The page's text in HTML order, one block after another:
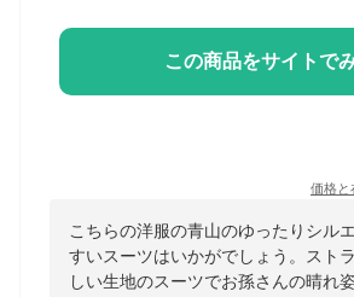
この商品をサイトで
価格と
こちらの洋服の青山のゆったりシル
すいスーツはいかがでしょう。スト
しい生地のスーツでお孫さんの晴れ